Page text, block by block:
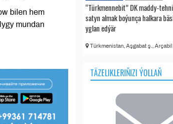
bilen hem
mundan
“Türkmennebit” DK maddy-
satyn almak boýunça halkara
yglan edýär
Türkmenistan, Aşgabat ş.,
TÄZELIKLERIŇIZI ÝOLLAŇ